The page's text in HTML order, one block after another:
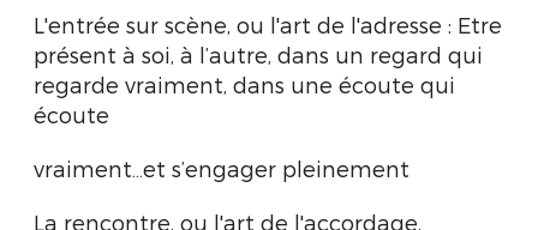
L'entrée sur scène, ou l'art de l'adresse : Etre
présent à soi, à l’autre, dans un regard qui
regarde vraiment, dans une écoute qui
écoute
vraiment…et s’engager pleinement
La rencontre, ou l'art de l'accordage,